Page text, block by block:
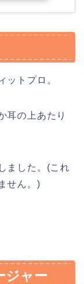
ットプロ。
耳の上あたり
ました。(これ
せん。)
ジャー